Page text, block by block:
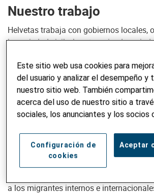
Nuestro trabajo
Helvetas trabaja con gobiernos locales,
la sociedad civil, el sector privado y
transformación de conflictos y una
Ayudamos a los ciudadanos a
decisiones y en la elaboración de
los gobiernos locales y
servicios públicos de calidad con
favor de los pobres y de forma eficiente.
a los migrantes internos e
Este sitio web usa cookies para
del usuario y analizar el desempeño y
nuestro sitio web. También
acerca del uso de nuestro sitio a
sociales, los anunciantes y los socios
Aceptar
Configuración de
cookies